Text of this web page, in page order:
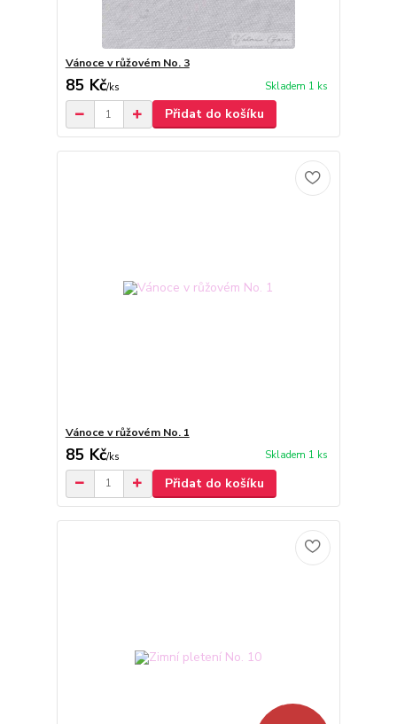
Vánoce v růžovém No. 3
85 Kč/ks Skladem 1 ks
Přidat do košíku
Vánoce v růžovém No. 1
85 Kč/ks Skladem 1 ks
Přidat do košíku